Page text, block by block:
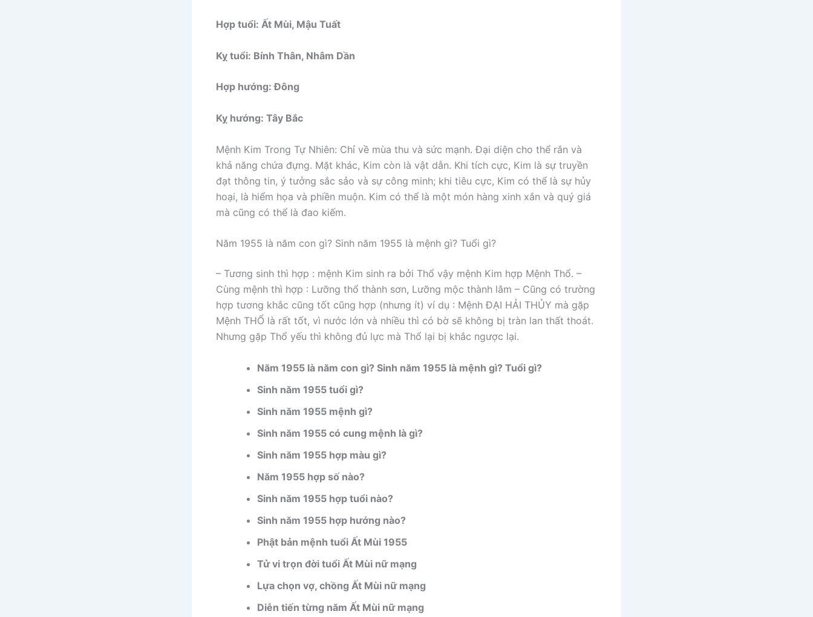
Hợp tuổi: Ất Mùi, Mậu Tuất
Kỵ tuổi: Bính Thân, Nhâm Dần
Hợp hướng: Đông
Kỵ hướng: Tây Bắc
Mệnh Kim Trong Tự Nhiên: Chỉ về mùa thu và sức mạnh. Đại diện cho thể rắn và
khả năng chứa đựng. Mặt khác, Kim còn là vật dẫn. Khi tích cực, Kim là sự truyền
đạt thông tin, ý tưởng sắc sảo và sự công minh; khi tiêu cực, Kim có thể là sự hủy
hoại, là hiểm họa và phiền muộn. Kim có thể là một món hàng xinh xắn và quý giá
mà cũng có thể là đao kiếm.
Năm 1955 là năm con gì? Sinh năm 1955 là mệnh gì? Tuổi gì?
– Tương sinh thì hợp : mệnh Kim sinh ra bởi Thổ vậy mệnh Kim hợp Mệnh Thổ. –
Cùng mệnh thì hợp : Lưỡng thổ thành sơn, Lưỡng mộc thành lâm – Cũng có trường
hợp tương khắc cũng tốt cũng hợp (nhưng ít) ví dụ : Mệnh ĐẠI HẢI THỦY mà gặp
Mệnh THỔ là rất tốt, vì nước lớn và nhiều thì có bờ sẽ không bị tràn lan thất thoát.
Nhưng gặp Thổ yếu thì không đủ lực mà Thổ lại bị khắc ngược lại.
Năm 1955 là năm con gì? Sinh năm 1955 là mệnh gì? Tuổi gì?
Sinh năm 1955 tuổi gì?
Sinh năm 1955 mệnh gì?
Sinh năm 1955 có cung mệnh là gì?
Sinh năm 1955 hợp màu gì?
Năm 1955 hợp số nào?
Sinh năm 1955 hợp tuổi nào?
Sinh năm 1955 hợp hướng nào?
Phật bản mệnh tuổi Ất Mùi 1955
Tử vi trọn đời tuổi Ất Mùi nữ mạng
Lựa chọn vợ, chồng Ất Mùi nữ mạng
Diễn tiến từng năm Ất Mùi nữ mạng